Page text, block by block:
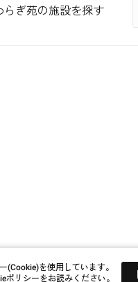
らぎ苑の施設を探す
(Cookie)を使用しています。
ポリシーをお読みください。